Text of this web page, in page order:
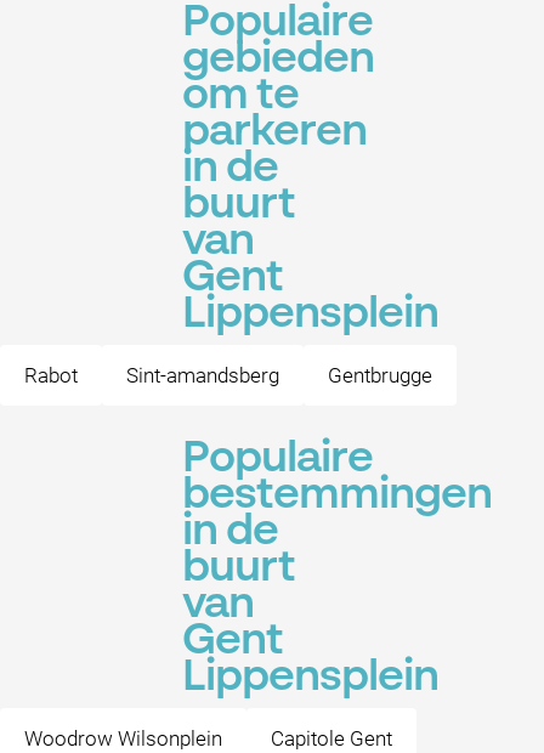
Populaire
gebieden
om te
parkeren
in de
buurt
van
Gent
Lippensplein
Rabot Sint-amandsberg Gentbrugge
Populaire
bestemmingen
in de
buurt
van
Gent
Lippensplein
Woodrow Wilsonplein Capitole Gent